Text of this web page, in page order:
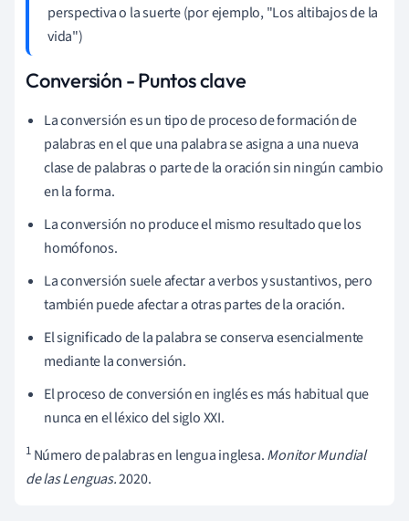
perspectiva o la suerte (por ejemplo, "Los altibajos de la
vida")
Conversión - Puntos clave
La conversión es un tipo de proceso de formación de
palabras en el que una palabra se asigna a una nueva
clase de palabras o parte de la oración sin ningún cambio
en la forma.
La conversión no produce el mismo resultado que los
homófonos.
La conversión suele afectar a verbos y sustantivos, pero
también puede afectar a otras partes de la oración.
El significado de la palabra se conserva esencialmente
mediante la conversión.
El proceso de conversión en inglés es más habitual que
nunca en el léxico del siglo XXI.
1 Número de palabras en lengua inglesa.Monitor Mundial
de las Lenguas.2020.